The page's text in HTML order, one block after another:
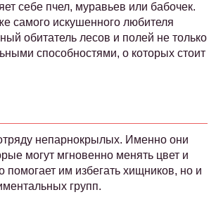
себе пчел, муравьев или бабочек.
самого искушенного любителя
обитатель лесов и полей не только
способностями, о которых стоит
непарнокрылых. Именно они
могут мгновенно менять цвет и
им избегать хищников, но и
групп.